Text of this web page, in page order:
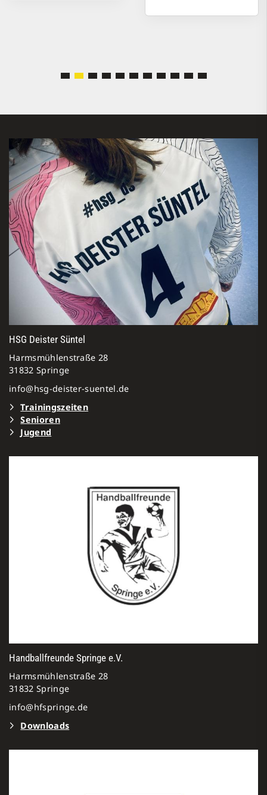
HSG Deister Süntel
Harmsmühlenstraße 28
31832 Springe
info@hsg-deister-suentel.de
Trainingszeiten
Senioren
Jugend
Handballfreunde Springe e.V.
Harmsmühlenstraße 28
31832 Springe
info@hfspringe.de
Downloads